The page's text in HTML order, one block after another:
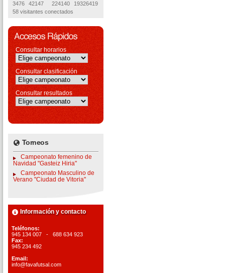
3476
42147 224140
19326419
58 visitantes conectados
Consultar horarios
Consultar clasificación
Consultar resultados
Torneos
Campeonato femenino de
Navidad "Gasteiz Hiria"
Campeonato Masculino de
Verano "Ciudad de Vitoria"
Información y contacto
Teléfonos:
945 134 007 - 688 634 923
Fax:
945 234 492
Email:
info@favafutsal.com